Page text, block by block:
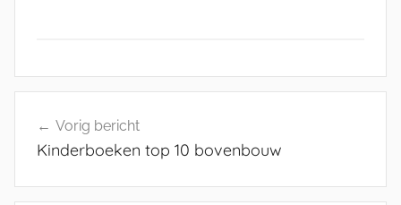
navigatie
Vorig bericht
Kinderboeken top 10 bovenbouw